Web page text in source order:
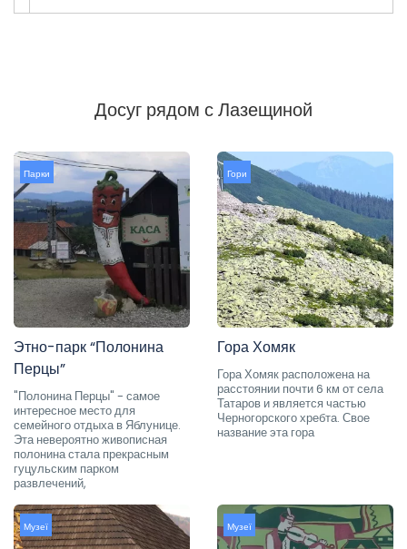
Досуг рядом с Лазещиной
Парки
Этно-парк “Полонина
Перцы”
"Полонина Перцы" - самое
интересное место для
семейного отдыха в Яблунице.
Эта невероятно живописная
полонина стала прекрасным
гуцульским парком
развлечений,
Гори
Гора Хомяк
Гора Хомяк расположена на
расстоянии почти 6 км от села
Татаров и является частью
Черногорского хребта. Свое
название эта гора
Музеї Музеї